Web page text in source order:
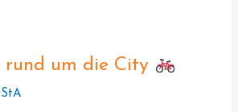
um die City